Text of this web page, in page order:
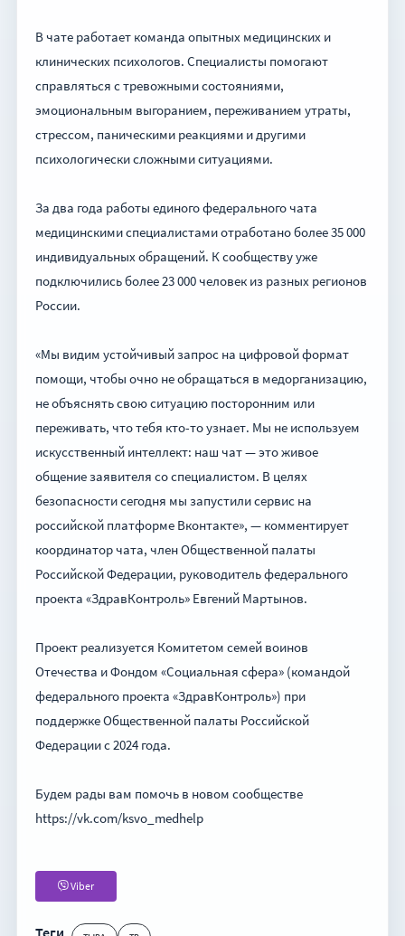
В чате работает команда опытных медицинских и
клинических психологов. Специалисты помогают
справляться с тревожными состояниями,
эмоциональным выгоранием, переживанием утраты,
стрессом, паническими реакциями и другими
психологически сложными ситуациями.
За два года работы единого федерального чата
медицинскими специалистами отработано более 35 000
индивидуальных обращений. К сообществу уже
подключились более 23 000 человек из разных регионов
России.
«Мы видим устойчивый запрос на цифровой формат
помощи, чтобы очно не обращаться в медорганизацию,
не объяснять свою ситуацию посторонним или
переживать, что тебя кто-то узнает. Мы не используем
искусственный интеллект: наш чат — это живое
общение заявителя со специалистом. В целях
безопасности сегодня мы запустили сервис на
российской платформе Вконтакте», — комментирует
координатор чата, член Общественной палаты
Российской Федерации, руководитель федерального
проекта «ЗдравКонтроль» Евгений Мартынов.
Проект реализуется Комитетом семей воинов
Отечества и Фондом «Социальная сфера» (командой
федерального проекта «ЗдравКонтроль») при
поддержке Общественной палаты Российской
Федерации с 2024 года.
Будем рады вам помочь в новом сообществе
https://vk.com/ksvo_medhelp
Viber